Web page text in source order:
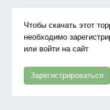
Чтобы скачать этот
необходимо
или войти на сайт
Зарегистрироваться